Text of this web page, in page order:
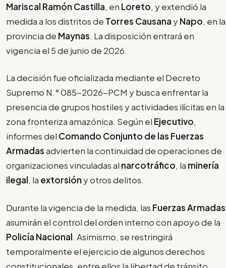
Mariscal Ramón Castilla, en Loreto, y extendió la
medida a los distritos de Torres Causana yNapo, en la
provincia de Maynas. La disposición entrará en
vigencia el 5 de junio de 2026.
La decisión fue oficializada mediante el Decreto
Supremo N.° 085-2026-PCM y busca enfrentar la
presencia de grupos hostiles y actividades ilícitas en la
zona fronteriza amazónica. Según el Ejecutivo,
informes del Comando Conjunto de las Fuerzas
Armadasadvierten la continuidad de operaciones de
organizaciones vinculadas al narcotráfico, la minería
ilegal, la extorsión y otros delitos.
Durante la vigencia de la medida, las Fuerzas Armadas
asumirán el control del orden interno con apoyo de la
Policía Nacional. Asimismo, se restringirá
temporalmente el ejercicio de algunos derechos